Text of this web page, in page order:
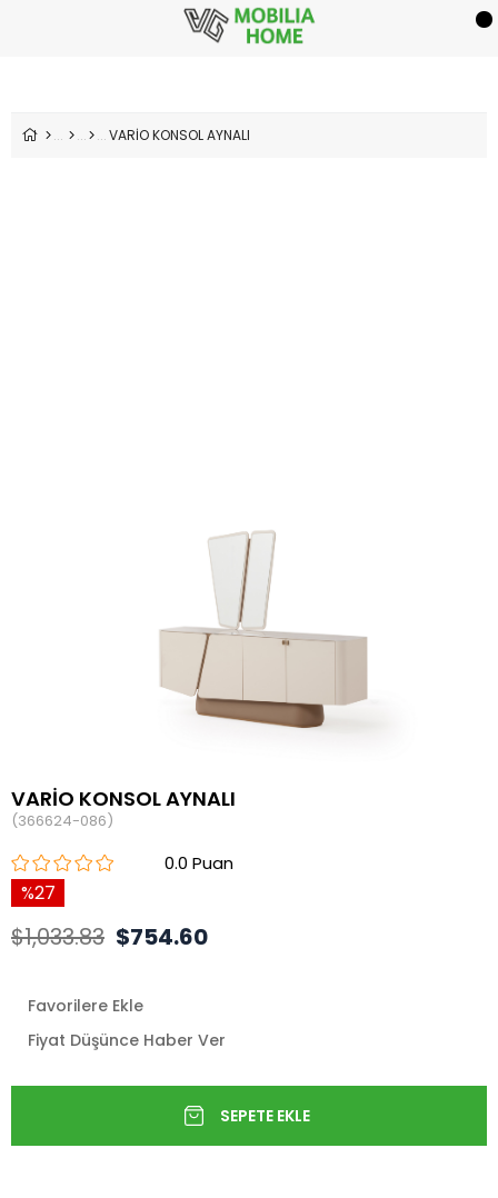
VARİO KONSOL AYNALI
VARİO KONSOL AYNALI
(366624-086)
0.0
27
$1,033.83 $754.60
Favorilere Ekle
Fiyat Düşünce Haber Ver